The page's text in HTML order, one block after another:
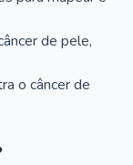
de pele,
o câncer de